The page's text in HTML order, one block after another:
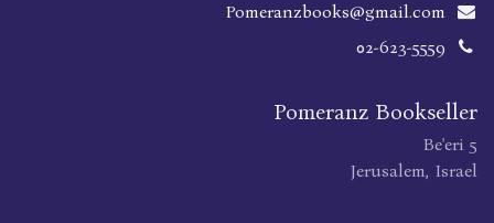
Pomeranzbooks@gmail.com
02-623-5559
Pomeranz Bookseller
Be'eri 5
Jerusalem, Israel